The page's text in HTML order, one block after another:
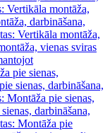
Vertikāla montāža,
darbināšana,
Vertikāla montāža,
vienas sviras
pie sienas,
sienas, darbināšana,
Montāža pie sienas,
darbināšana,
Montāža pie